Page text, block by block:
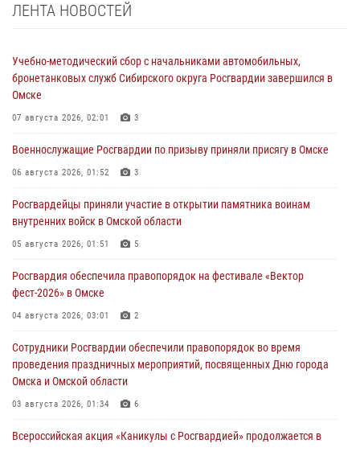
ЛЕНТА НОВОСТЕЙ
Учебно-методический сбор с начальниками автомобильных,
бронетанковых служб Сибирского округа Росгвардии завершился в
Омске
07 августа 2026, 02:01 3
Военнослужащие Росгвардии по призыву приняли присягу в Омске
06 августа 2026, 01:52 3
Росгвардейцы приняли участие в открытии памятника воинам
внутренних войск в Омской области
05 августа 2026, 01:51 5
Росгвардия обеспечила правопорядок на фестивале «Вектор
фест-2026» в Омске
04 августа 2026, 03:01 2
Сотрудники Росгвардии обеспечили правопорядок во время
проведения праздничных мероприятий, посвященных Дню города
Омска и Омской области
03 августа 2026, 01:34 6
Всероссийская акция «Каникулы с Росгвардией» продолжается в